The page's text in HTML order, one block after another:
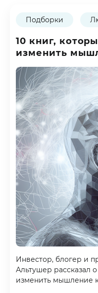
Подборки
10 книг,
изменить
Инвестор, блогер и
Альтушер рассказал
изменить мышление